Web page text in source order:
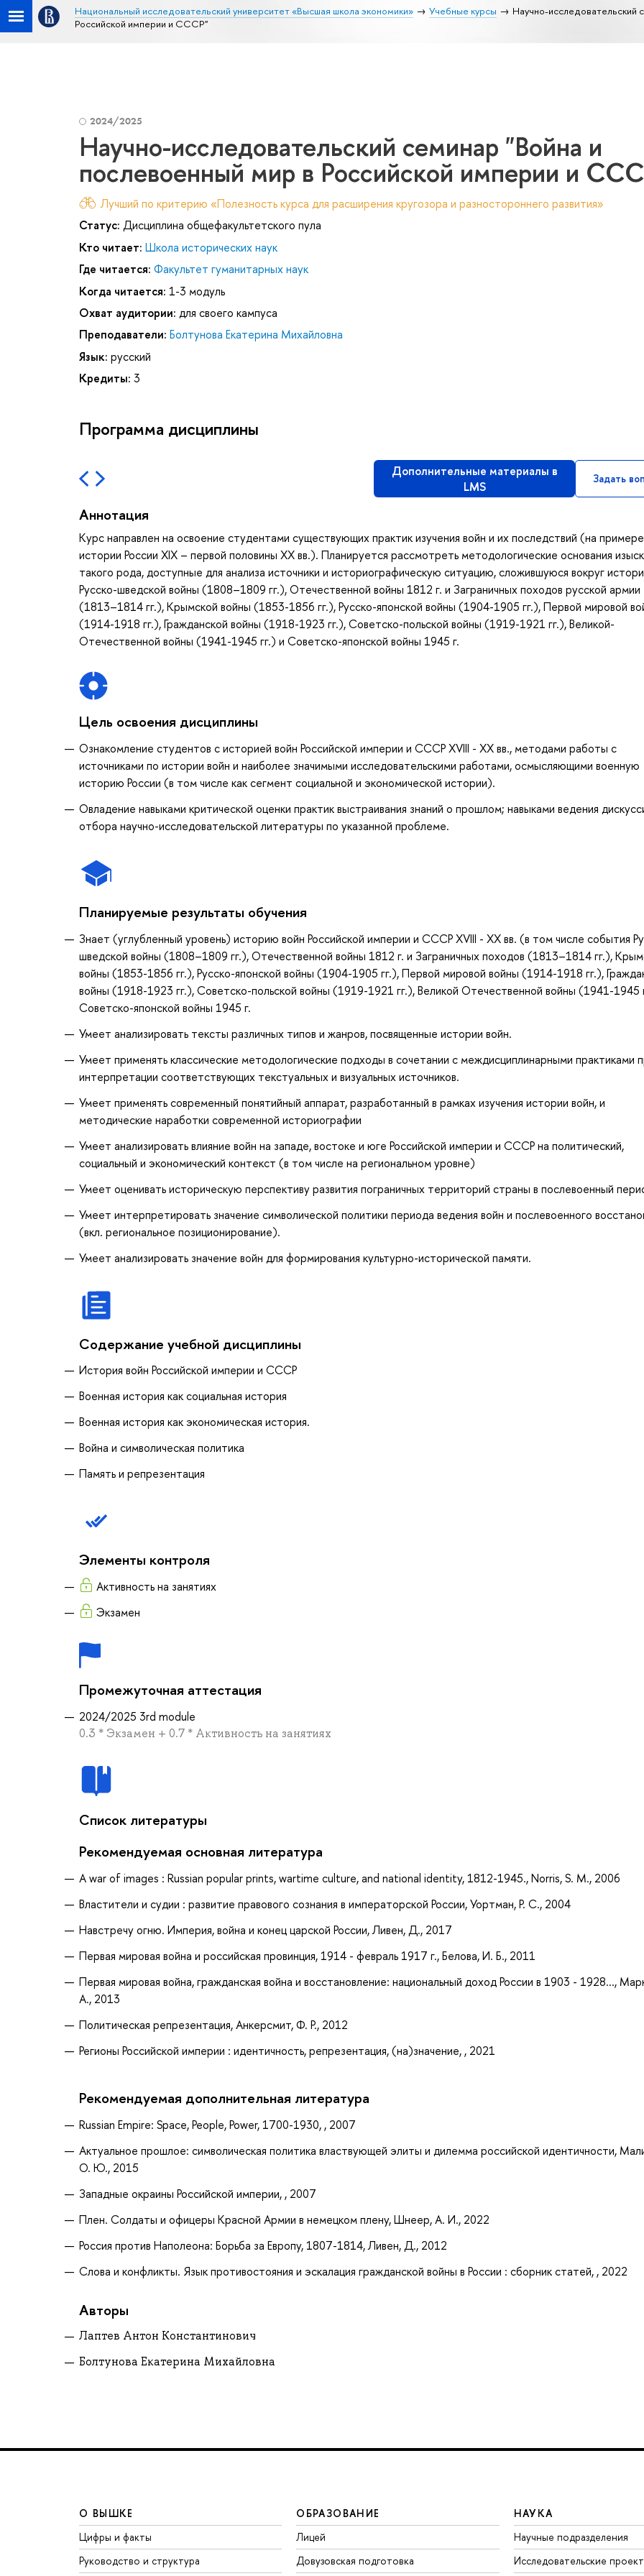
Национальный исследовательский университет «Высшая школа экономики» Учебные курсы
Научно-исследовательский
Российской империи и СССР"
2024/2025
Научно-исследовательский семинар "Война и
послевоенный мир в Российской империи и
Лучший по критерию «Полезность курса для расширения кругозора и разностороннего развития»
Статус: Дисциплина общефакультетского пула
Кто читает: Школа исторических наук
Где читается: Факультет гуманитарных наук
Когда читается: 1-3 модуль
Охват аудитории: для своего кампуса
Преподаватели: Болтунова Екатерина Михайловна
Язык: русский
Кредиты: 3
Программа дисциплины
Дополнительные материалы в
LMS
Задать
Аннотация
Курс направлен на освоение студентами существующих практик изучения войн и их последствий (на примере
истории России XIX – первой половины XX вв.). Планируется рассмотреть методологические основания
такого рода, доступные для анализа источники и историографическую ситуацию, сложившуюся вокруг
Русско-шведской войны (1808–1809 гг.), Отечественной войны 1812 г. и Заграничных походов русской армии
(1813–1814 гг.), Крымской войны (1853-1856 гг.), Русско-японской войны (1904-1905 гг.), Первой мировой
(1914-1918 гг.), Гражданской войны (1918-1923 гг.), Советско-польской войны (1919-1921 гг.), Великой-
Отечественной войны (1941-1945 гг.) и Советско-японской войны 1945 г.
Цель освоения дисциплины
Ознакомление студентов с историей войн Российской империи и СССР XVIII - XX вв., методами работы с
источниками по истории войн и наиболее значимыми исследовательскими работами, осмысляющими военную
историю России (в том числе как сегмент социальной и экономической истории).
Овладение навыками критической оценки практик выстраивания знаний о прошлом; навыками ведения
отбора научно-исследовательской литературы по указанной проблеме.
Планируемые результаты обучения
Знает (углубленный уровень) историю войн Российской империи и СССР XVIII - XX вв. (в том числе события
шведской войны (1808–1809 гг.), Отечественной войны 1812 г. и Заграничных походов (1813–1814 гг.),
войны (1853-1856 гг.), Русско-японской войны (1904-1905 гг.), Первой мировой войны (1914-1918 гг.),
войны (1918-1923 гг.), Советско-польской войны (1919-1921 гг.), Великой Отечественной войны (1941-1945
Советско-японской войны 1945 г.
Умеет анализировать тексты различных типов и жанров, посвященные истории войн.
Умеет применять классические методологические подходы в сочетании с междисциплинарными практиками
интерпретации соответствующих текстуальных и визуальных источников.
Умеет применять современный понятийный аппарат, разработанный в рамках изучения истории войн, и
методические наработки современной историографии
Умеет анализировать влияние войн на западе, востоке и юге Российской империи и СССР на политический,
социальный и экономический контекст (в том числе на региональном уровне)
Умеет оценивать историческую перспективу развития пограничных территорий страны в послевоенный
Умеет интерпретировать значение символической политики периода ведения войн и послевоенного
(вкл. региональное позиционирование).
Умеет анализировать значение войн для формирования культурно-исторической памяти.
Содержание учебной дисциплины
История войн Российской империи и СССР
Военная история как социальная история
Военная история как экономическая история.
Война и символическая политика
Память и репрезентация
Элементы контроля
Активность на занятиях
Экзамен
Промежуточная аттестация
2024/2025 3rd module
0.3 * Экзамен + 0.7 * Активность на занятиях
Список литературы
Рекомендуемая основная литература
A war of images : Russian popular prints, wartime culture, and national identity, 1812-1945., Norris, S. M., 2006
Властители и судии : развитие правового сознания в императорской России, Уортман, Р. С., 2004
Навстречу огню. Империя, война и конец царской России, Ливен, Д., 2017
Первая мировая война и российская провинция, 1914 - февраль 1917 г., Белова, И. Б., 2011
Первая мировая война, гражданская война и восстановление: национальный доход России в 1903 - 1928...,
А., 2013
Политическая репрезентация, Анкерсмит, Ф. Р., 2012
Регионы Российской империи : идентичность, репрезентация, (на)значение, , 2021
Рекомендуемая дополнительная литература
Russian Empire: Space, People, Power, 1700-1930, , 2007
Актуальное прошлое: символическая политика властвующей элиты и дилемма российской идентичности,
О. Ю., 2015
Западные окраины Российской империи, , 2007
Плен. Солдаты и офицеры Красной Армии в немецком плену, Шнеер, А. И., 2022
Россия против Наполеона: Борьба за Европу, 1807-1814, Ливен, Д., 2012
Слова и конфликты. Язык противостояния и эскалация гражданской войны в России : сборник статей, , 2022
Авторы
Лаптев Антон Константинович
Болтунова Екатерина Михайловна
О ВЫШКЕ
Цифры и факты
Руководство и структура
ОБРАЗОВАНИЕ
Лицей
Довузовская подготовка
НАУКА
Научные подразделения
Исследовательские